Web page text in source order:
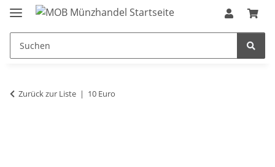
Zurück zur Liste 10 Euro